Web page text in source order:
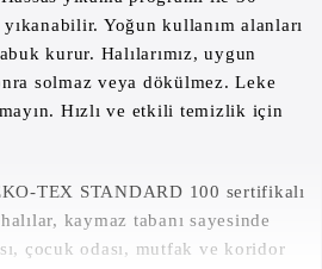
Yoğun kullanım alanları
kurur. Halılarımız, uygun
solmaz veya dökülmez. Leke
Hızlı ve etkili temizlik için
TEX STANDARD 100 sertifikalı
kaymaz tabanı sayesinde
çocuk odası, mutfak ve koridor